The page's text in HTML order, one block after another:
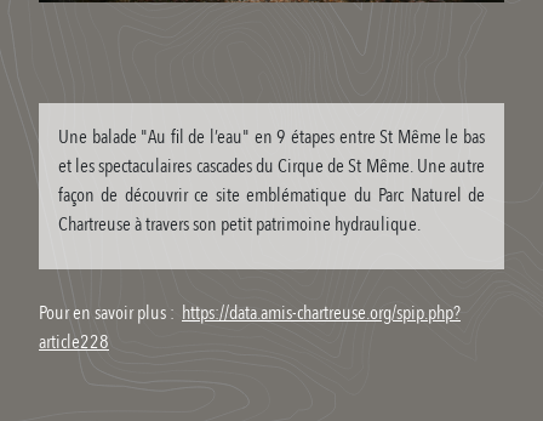
Une balade "Au fil de l’eau" en 9 étapes entre St Même le bas
et les spectaculaires cascades du Cirque de St Même. Une autre
façon de découvrir ce site emblématique du Parc Naturel de
Chartreuse à travers son petit patrimoine hydraulique.
Pour en savoir plus : https://data.amis-chartreuse.org/spip.php?
article228